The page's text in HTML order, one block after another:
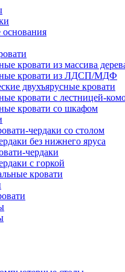
основания
кровати из массива
кровати из ЛДСП/МДФ
двухъярусные кровати
кровати с лестницей-
кровати со шкафом
чердаки со столом
без нижнего яруса
чердаки
с горкой
кровати